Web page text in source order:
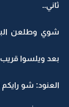
ثاني..
شوي وطلعن
بعد ويلسوا
العنود: شو